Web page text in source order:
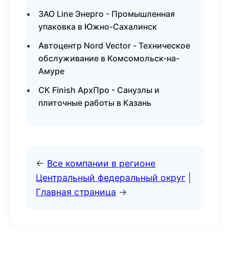
ЗАО Line Энерго - Промышленная
упаковка в Южно-Сахалинск
Автоцентр Nord Vector - Техническое
обслуживание в Комсомольск-на-
Амуре
СК Finish АрхПро - Санузлы и
плиточные работы в Казань
← Все компании в регионе
Центральный федеральный округ
Главная страница →